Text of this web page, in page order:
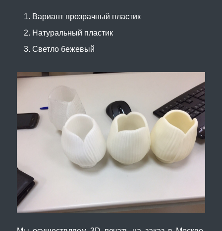
Вариант прозрачный пластик
Натуральный пластик
Светло бежевый